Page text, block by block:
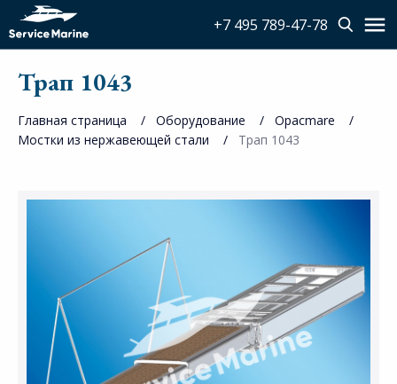
+7 495 789-47-78
Трап 1043
Главная страница Оборудование
Opacmare
Мостки из нержавеющей стали
Трап 1043